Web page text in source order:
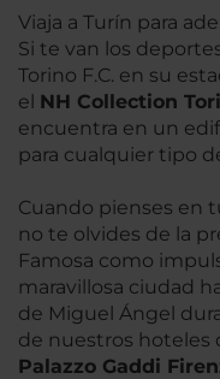
Viaja a Turín para
Si te van los
Torino F.C. en su
el NH Collection
encuentra en un
para cualquier tipo
Cuando pienses en
no te olvides de la
Famosa como
maravillosa ciudad
de Miguel Ángel
de nuestros hoteles
Palazzo Gaddi